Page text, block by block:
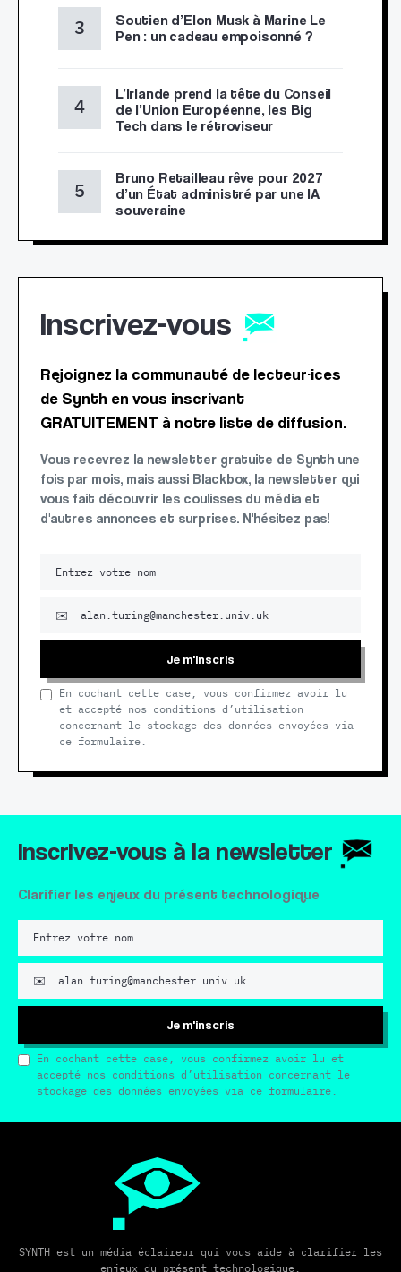
Soutien d’Elon Musk à Marine Le
Pen : un cadeau empoisonné ?
L’Irlande prend la tête du Conseil
de l’Union Européenne, les Big
Tech dans le rétroviseur
Bruno Retailleau rêve pour 2027
d’un État administré par une IA
souveraine
Inscrivez-vous
Rejoignez la communauté de lecteur·ices
de Synth en vous inscrivant
GRATUITEMENT à notre liste de diffusion.
Vous recevrez la newsletter gratuite de Synth une
fois par mois, mais aussi Blackbox, la newsletter qui
vous fait découvrir les coulisses du média et
d'autres annonces et surprises. N'hésitez pas!
Je m'inscris
En cochant cette case, vous confirmez avoir lu
et accepté nos conditions d’utilisation
concernant le stockage des données envoyées via
ce formulaire.
Inscrivez-vous à la newsletter
Clarifier les enjeux du présent technologique
Je m'inscris
En cochant cette case, vous confirmez avoir lu et
accepté nos conditions d’utilisation concernant le
stockage des données envoyées via ce formulaire.
SYNTH est un média éclaireur qui vous aide à clarifier les
enjeux du présent technologique.